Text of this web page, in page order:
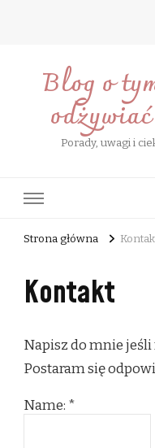
Blog o
Porady, uwagi i
Strona główna
Kontakt
Napisz do mnie
Postaram się
Name: *